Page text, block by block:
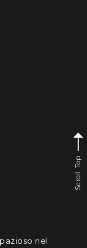
nel
Scroll Top